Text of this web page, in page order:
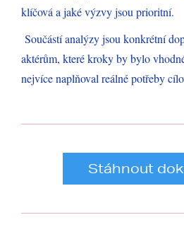
klíčová a jaké výzvy jsou prioritní.
Součástí analýzy jsou konkrétní
aktérům, které kroky by bylo
nejvíce naplňoval reálné potřeby
Stáhnout